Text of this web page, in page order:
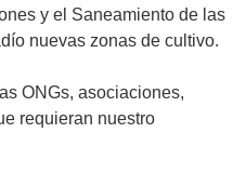
y el Saneamiento de las
nuevas zonas de cultivo.
ONGs, asociaciones,
requieran nuestro